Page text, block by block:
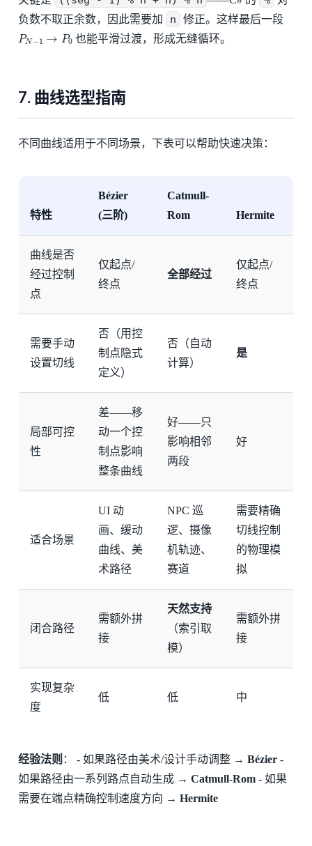
负数不取正余数，因此需要加
n 修正。这样最后一段
PN P0 也能平滑过渡，形成无缝循环。
7. 曲线选型指南
不同曲线适用于不同场景，下表可以帮助快速决策：
特性
Bézier
(三阶)
Catmull-
Rom
Hermite
曲线是否
经过控制
点
仅起点/
终点
全部经过
仅起点/
终点
需要手动
设置切线
否（用控
制点隐式
定义）
否（自动
计算）
是
局部可控
性
差——移
动一个控
制点影响
整条曲线
好——只
影响相邻
两段
好
适合场景
UI 动
画、缓动
曲线、美
术路径
NPC 巡
逻、摄像
机轨迹、
赛道
需要精确
切线控制
的物理模
拟
闭合路径
需额外拼
接
天然支持
（索引取
模）
需额外拼
接
实现复杂
度
低 低 中
经验法则 ： - 如果路径由美术/设计手动调整 → Bézier-
如果路径由一系列路点自动生成 → Catmull-Rom- 如果
需要在端点精确控制速度方向 → Hermite